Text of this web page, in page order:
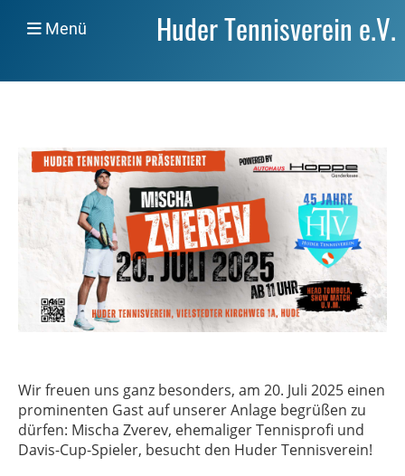
Huder Tennisverein e.V.
Menü
Wir freuen uns ganz besonders, am 20. Juli 2025 einen
prominenten Gast auf unserer Anlage begrüßen zu
dürfen: Mischa Zverev, ehemaliger Tennisprofi und
Davis-Cup-Spieler, besucht den Huder Tennisverein!